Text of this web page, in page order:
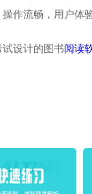
作流畅，用户体
设计的图书阅读